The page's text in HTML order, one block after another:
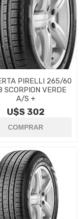
PIRELLI 265/60
SCORPION VERDE
A/S +
U$S 302